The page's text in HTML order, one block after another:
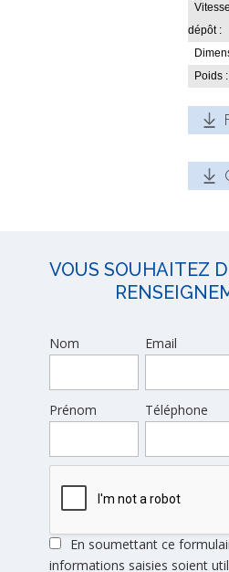
dépôt :
Poids :
VOUS SOUHAITEZ
Nom
Prénom
Email
Téléphone
En soumettant ce
informations saisies soient